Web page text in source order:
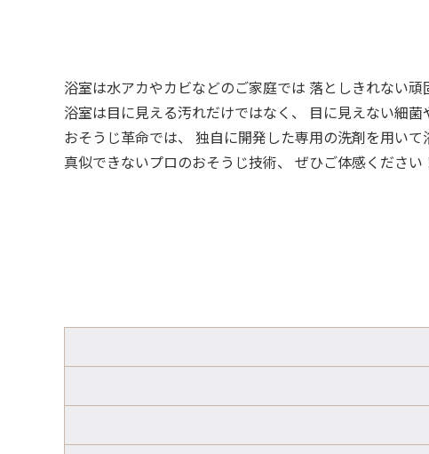
浴室は水アカやカビなどのご家庭では 落としきれない頑
浴室は目に見える汚れだけではなく、 目に見えない細
おそうじ革命では、 独自に開発した専用の洗剤を用い
真似できないプロのおそうじ技術、 ぜひご体感ください